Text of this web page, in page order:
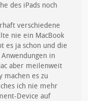
des iPads noch
verschiedene
nie ein MacBook
es ja schon und die
in
aber meilenweit
machen es zu
ich nie mehr
Device auf